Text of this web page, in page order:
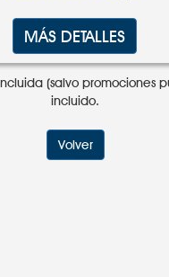
MÁS DETALLES
(salvo promociones
incluido.
Volver